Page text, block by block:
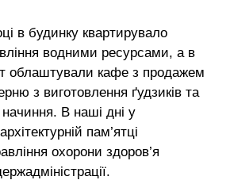
в будинку квартирувало
водними ресурсами, а в
облаштували кафе з продажем
з виготовлення ґудзиків та
В наші дні у
пам’ятці
охорони здоров’я